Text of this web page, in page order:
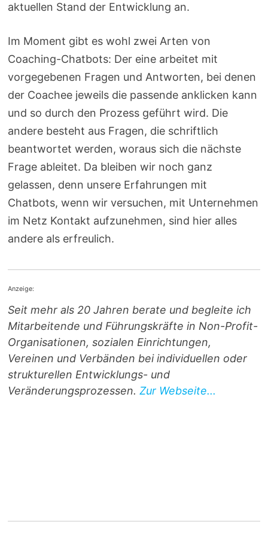
aktuellen Stand der Entwicklung an.
Im Moment gibt es wohl zwei Arten von
Coaching-Chatbots: Der eine arbeitet mit
vorgegebenen Fragen und Antworten, bei denen
der Coachee jeweils die passende anklicken kann
und so durch den Prozess geführt wird. Die
andere besteht aus Fragen, die schriftlich
beantwortet werden, woraus sich die nächste
Frage ableitet. Da bleiben wir noch ganz
gelassen, denn unsere Erfahrungen mit
Chatbots, wenn wir versuchen, mit Unternehmen
im Netz Kontakt aufzunehmen, sind hier alles
andere als erfreulich.
Anzeige:
Seit mehr als 20 Jahren berate und begleite ich
Mitarbeitende und Führungskräfte in Non-Profit-
Organisationen, sozialen Einrichtungen,
Vereinen und Verbänden bei individuellen oder
strukturellen Entwicklungs- und
Veränderungsprozessen.Zur Webseite...